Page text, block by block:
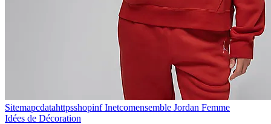
Sitemapcdatahttpsshopinf Inetcomensemble Jordan Femme
Idées de Décoration